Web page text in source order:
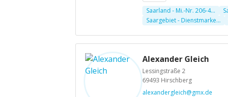
Saarland - Mi.-Nr. 206-4...
Saargebiet - Dienstmarke...
Alexander Gleich
Lessingstraße 2
69493 Hirschberg
alexandergleich@gmx.de